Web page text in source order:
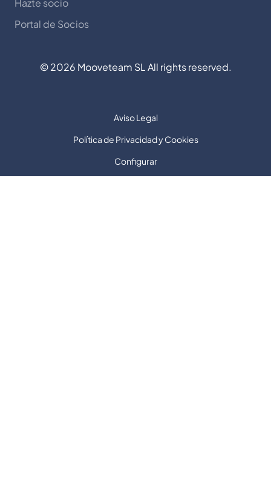
Portal de Socios
©2026 Mooveteam SL All rights reserved.
Aviso Legal
Política de Privacidad y Cookies
Configurar